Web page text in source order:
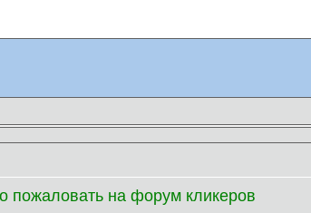
пожаловать на форум кликеров